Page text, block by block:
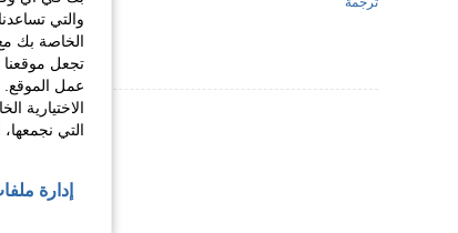
عرض
والتي
تجعل
عمل الموقع.
الاختيارية
التي
إدارة